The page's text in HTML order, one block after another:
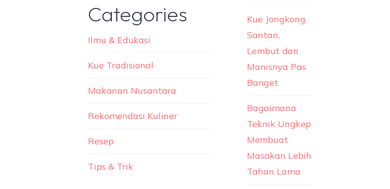
Categories
Ilmu & Edukasi
Kue Tradisional
Makanan Nusantara
Rekomendasi Kuliner
Resep
Tips & Trik
Kue Jongkong
Santan,
Lembut dan
Manisnya Pas
Banget
Bagaimana
Teknik Ungkep
Membuat
Masakan Lebih
Tahan Lama